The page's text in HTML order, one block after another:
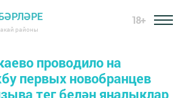
районы
18+
проводило на
первых новобранцев
тег белән яңалыклар